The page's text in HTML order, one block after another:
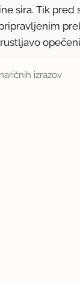
sira. Tik pred
izrazov